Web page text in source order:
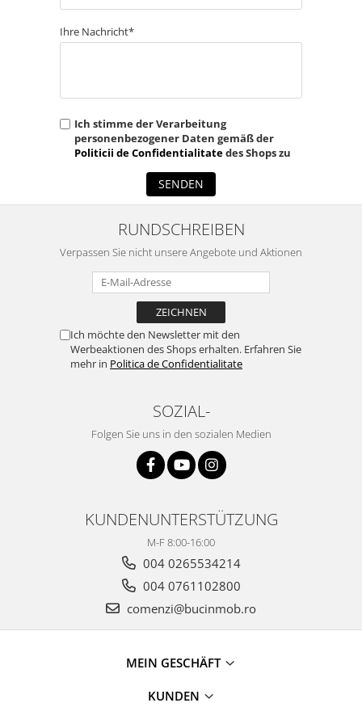
Ihre Nachricht*
Ich stimme der Verarbeitung
personenbezogener Daten gemäß der
Politicii de Confidentialitatedes Shops zu
SENDEN
RUNDSCHREIBEN
Verpassen Sie nicht unsere Angebote und Aktionen
Ich möchte den Newsletter mit den
Werbeaktionen des Shops erhalten. Erfahren Sie
mehr in Politica de Confidentialitate
SOZIAL-
Folgen Sie uns in den sozialen Medien
KUNDENUNTERSTÜTZUNG
M-F 8:00-16:00
004 0265534214
004 0761102800
comenzi@bucinmob.ro
MEIN GESCHÄFT
KUNDEN